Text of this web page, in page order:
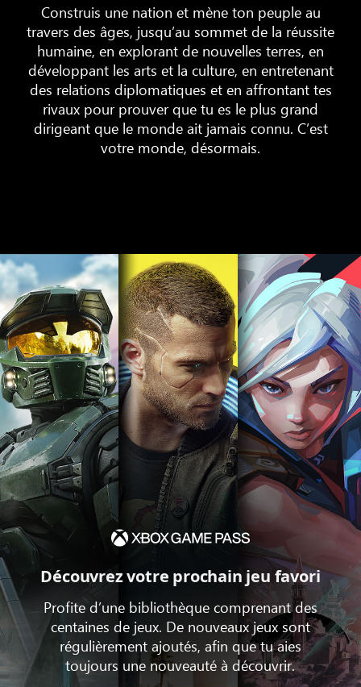
Construis une nation et mène ton peuple au
travers des âges, jusqu’au sommet de la réussite
humaine, en explorant de nouvelles terres, en
développant les arts et la culture, en entretenant
des relations diplomatiques et en affrontant tes
rivaux pour prouver que tu es le plus grand
dirigeant que le monde ait jamais connu. C’est
votre monde, désormais.
Découvrez votre prochain jeu favori
Profite d’une bibliothèque comprenant des
centaines de jeux. De nouveaux jeux sont
régulièrement ajoutés, afin que tu aies
toujours une nouveauté à découvrir.